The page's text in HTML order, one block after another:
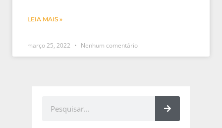
LEIA MAIS »
março 25, 2022 Nenhum comentário